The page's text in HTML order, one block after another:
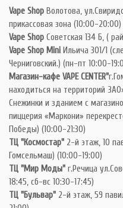
Vape Shop Волотова,
прикассовая зона (10:00-20:00)
Vape Shop Советская 134 Б, (
Vape Shop Mini Ильича 301/1
Черниговский.) (пн-пт 10:00-
Магазин-кафе VAPE CENTER"
находиться на территорий
Снежинки и зданием с
пиццерия «Маркони»
Победы) (10:00-21:30)
ТЦ "Космостар" 2-й этаж, 10
Гомсельмаш) (10:00-19:00)
ТЦ "Мир Моды" г.Речица
18:45, сб-вс 10:30-17:45)
ТЦ "Бульвар" 2-й этаж, 59